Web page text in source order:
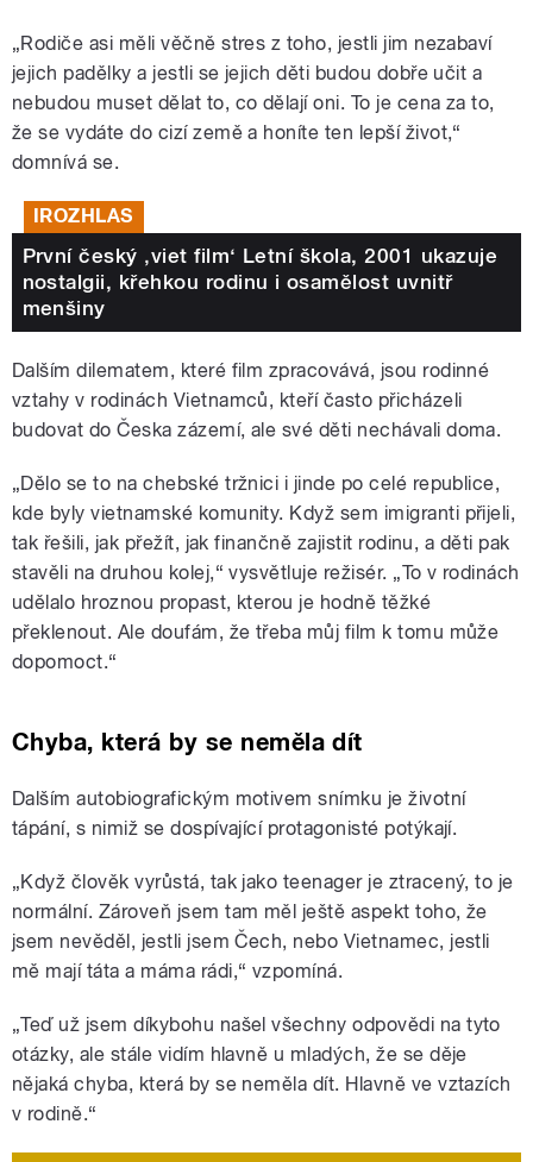
„Rodiče asi měli věčně stres z toho, jestli jim nezabaví
jejich padělky a jestli se jejich děti budou dobře učit a
nebudou muset dělat to, co dělají oni. To je cena za to,
že se vydáte do cizí země a honíte ten lepší život,“
domnívá se.
IROZHLAS
První český ‚viet film‘ Letní škola, 2001 ukazuje
nostalgii, křehkou rodinu i osamělost uvnitř
menšiny
Dalším dilematem, které film zpracovává, jsou rodinné
vztahy v rodinách Vietnamců, kteří často přicházeli
budovat do Česka zázemí, ale své děti nechávali doma.
„Dělo se to na chebské tržnici i jinde po celé republice,
kde byly vietnamské komunity. Když sem imigranti přijeli,
tak řešili, jak přežít, jak finančně zajistit rodinu, a děti pak
stavěli na druhou kolej,“ vysvětluje režisér. „To v rodinách
udělalo hroznou propast, kterou je hodně těžké
překlenout. Ale doufám, že třeba můj film k tomu může
dopomoct.“
Chyba, která by se neměla dít
Dalším autobiografickým motivem snímku je životní
tápání, s nimiž se dospívající protagonisté potýkají.
„Když člověk vyrůstá, tak jako teenager je ztracený, to je
normální. Zároveň jsem tam měl ještě aspekt toho, že
jsem nevěděl, jestli jsem Čech, nebo Vietnamec, jestli
mě mají táta a máma rádi,“ vzpomíná.
„Teď už jsem díkybohu našel všechny odpovědi na tyto
otázky, ale stále vidím hlavně u mladých, že se děje
nějaká chyba, která by se neměla dít. Hlavně ve vztazích
v rodině.“